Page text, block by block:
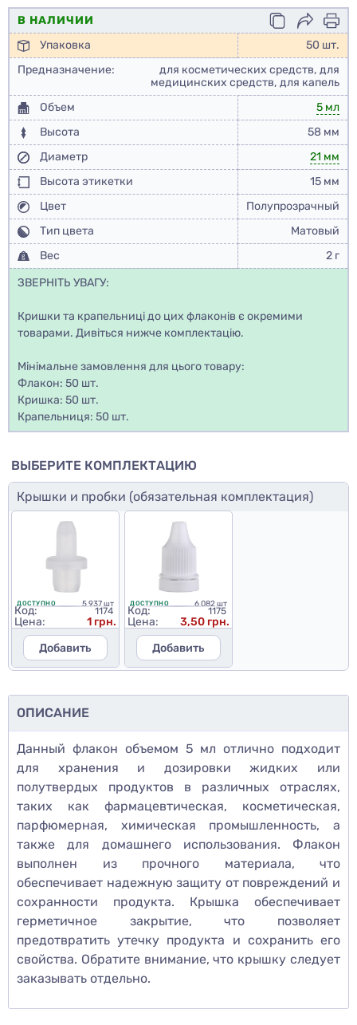
В НАЛИЧИИ
Упаковка
50 шт.
Предназначение:
для косметических средств, для
медицинских средств, для капель
Объем
5 мл
Высота
58 мм
Диаметр
21 мм
Высота этикетки
15 мм
Цвет
Полупрозрачный
Тип цвета
Матовый
Вес
2 г
ЗВЕРНІТЬ УВАГУ:
Кришки та крапельниці до цих флаконів є окремими
товарами. Дивіться нижче комплектацію.
Мінімальне замовлення для цього товару:
Флакон: 50 шт.
Кришка: 50 шт.
Крапельниця: 50 шт.
ВЫБЕРИТЕ КОМПЛЕКТАЦИЮ
Крышки и пробки (обязательная комплектация)
ДОСТУПНО 5 937 шт
Код: 1174
Цена:
1 грн.
Добавить
ДОСТУПНО 6 082 шт
Код: 1175
Цена:
3,50 грн.
Добавить
ОПИСАНИЕ
Данный флакон объемом 5 мл отлично подходит
для хранения и дозировки жидких или
полутвердых продуктов в различных отраслях,
таких как фармацевтическая, косметическая,
парфюмерная, химическая промышленность, а
также для домашнего использования. Флакон
выполнен из прочного материала, что
обеспечивает надежную защиту от повреждений и
сохранности продукта. Крышка обеспечивает
герметичное закрытие, что позволяет
предотвратить утечку продукта и сохранить его
свойства. Обратите внимание, что крышку следует
заказывать отдельно.